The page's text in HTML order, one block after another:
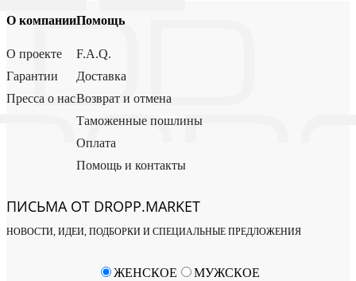
О компании
О проекте
Гарантии
Пресса о нас
Помощь
F.A.Q.
Доставка
Возврат и отмена
Таможенные пошлины
Оплата
Помощь и контакты
ПИСЬМА ОТ DROPP.MARKET
НОВОСТИ, ИДЕИ, ПОДБОРКИ И СПЕЦИАЛЬНЫЕ ПРЕДЛОЖЕНИЯ
ЖЕНСКОЕ МУЖСКОЕ